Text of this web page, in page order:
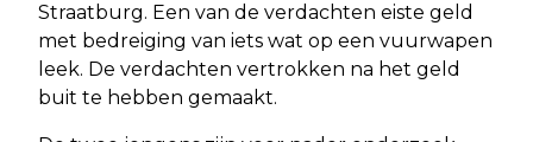
Straatburg. Een van de verdachten eiste geld
met bedreiging van iets wat op een vuurwapen
leek. De verdachten vertrokken na het geld
buit te hebben gemaakt.